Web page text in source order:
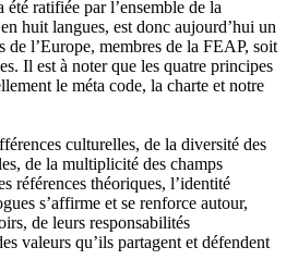
été ratifiée par l’ensemble de la
huit langues, est donc aujourd’hui un
de l’Europe, membres de la FEAP, soit
Il est à noter que les quatre principes
le méta code, la charte et notre
culturelles, de la diversité des
de la multiplicité des champs
références théoriques, l’identité
s’affirme et se renforce autour,
de leurs responsabilités
valeurs qu’ils partagent et défendent